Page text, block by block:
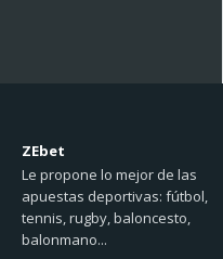
ZEbet
Le propone lo mejor de las
apuestas deportivas: fútbol,
tennis, rugby, baloncesto,
balonmano...